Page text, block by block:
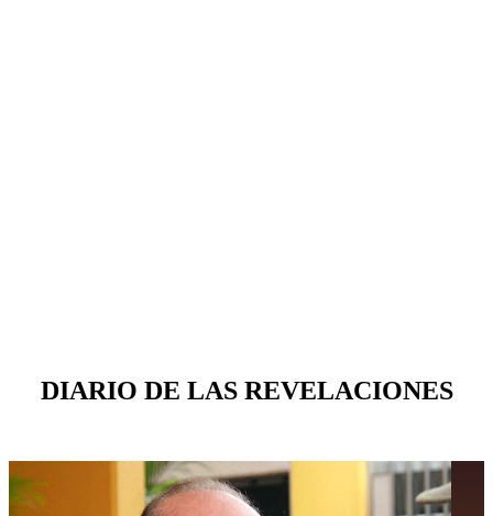
DIARIO DE LAS REVELACIONES